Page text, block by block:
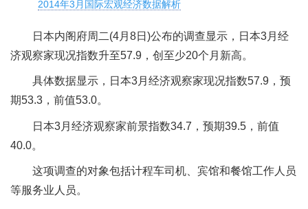
2014年3月国际宏观经济数据解析
日本内阁府周二(4月8日)公布的调查显示，日本3月经
济观察家现况指数升至57.9，创至少20个月新高。
具体数据显示，日本3月经济观察家现况指数57.9，预
期53.3，前值53.0。
日本3月经济观察家前景指数34.7，预期39.5，前值
40.0。
这项调查的对象包括计程车司机、宾馆和餐馆工作人员
等服务业人员。